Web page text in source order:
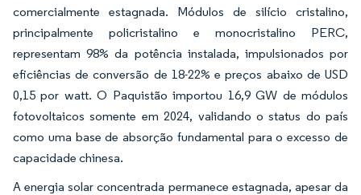
comercialmente estagnada. Módulos de silício cristalino,
principalmente policristalino e monocristalino PERC,
representam 98% da potência instalada, impulsionados por
eficiências de conversão de 18-22% e preços abaixo de USD
0,15 por watt. O Paquistão importou 16,9 GW de módulos
fotovoltaicos somente em 2024, validando o status do país
como uma base de absorção fundamental para o excesso de
capacidade chinesa.
A energia solar concentrada permanece estagnada, apesar da